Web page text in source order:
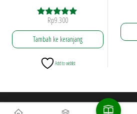
Dinilai
5.00
dari 5
Rp9.300
Tambah ke keranjang
Add to wishlist
All rights reserved by PC RMI Jepara